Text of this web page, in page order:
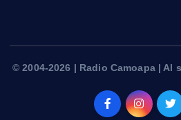
© 2004-2026 | Radio Camoapa | Al